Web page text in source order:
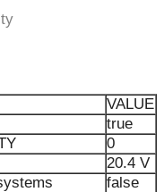
VALUE
true
0
20.4 V
false